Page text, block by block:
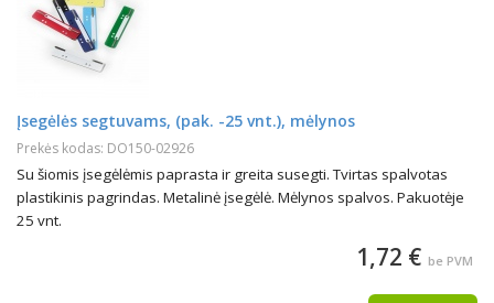
Įsegėlės segtuvams, (pak. -25 vnt.), mėlynos
Prekės kodas: DO150-02926
Su šiomis įsegėlėmis paprasta ir greita susegti. Tvirtas spalvotas
plastikinis pagrindas. Metalinė įsegėlė. Mėlynos spalvos. Pakuotėje
25 vnt.
1,72 € be PVM